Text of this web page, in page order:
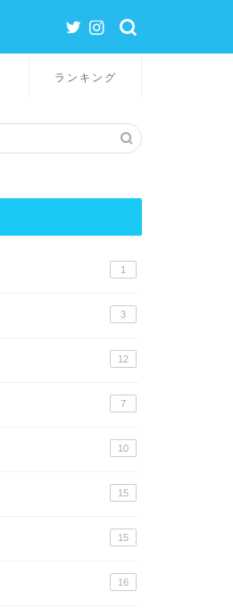
ランキング
1
3
12
7
10
15
15
16